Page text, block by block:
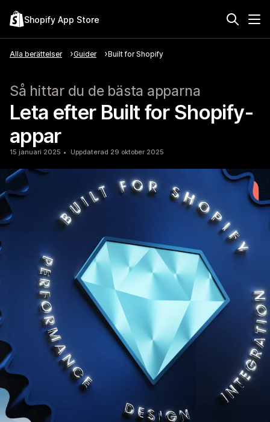
Shopify App Store
Alla berättelser Guider Built for Shopify
Så hittar du de bästa apparna
Leta efter Built for Shopify-
appar
15 januari 2025 Uppdaterad 29 oktober 2025